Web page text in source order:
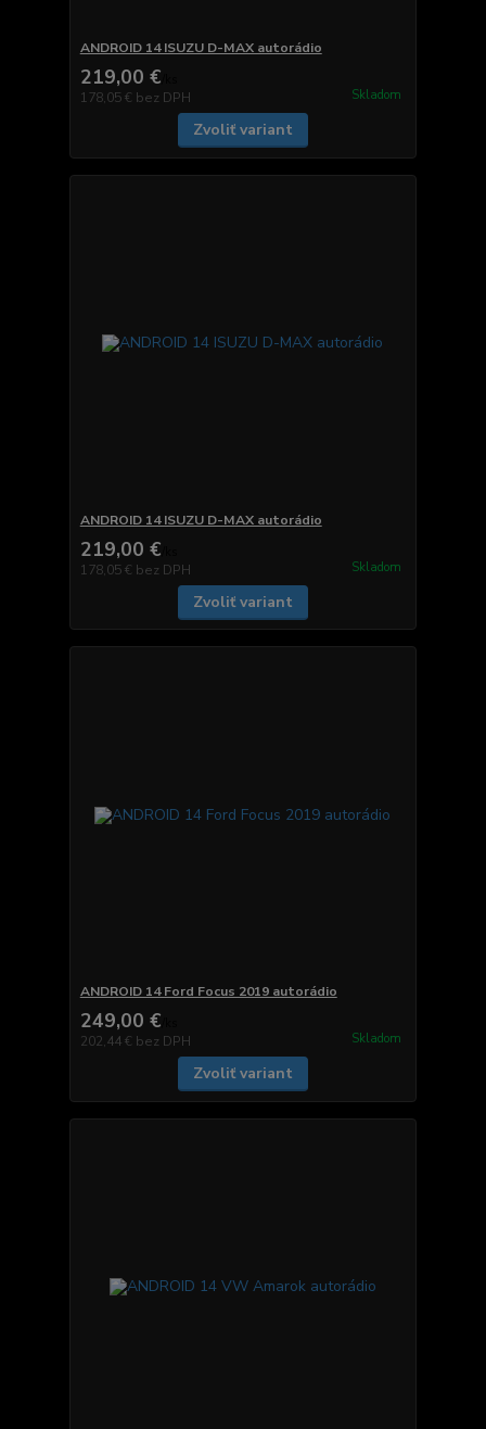
ANDROID 14 ISUZU D-MAX autorádio
219,00 €
178,05 € bez DPH Skladom
Zvoliť variant
ANDROID 14 ISUZU D-MAX autorádio
219,00 €
178,05 € bez DPH Skladom
Zvoliť variant
ANDROID 14 Ford Focus 2019 autorádio
249,00 €
202,44 € bez DPH Skladom
Zvoliť variant